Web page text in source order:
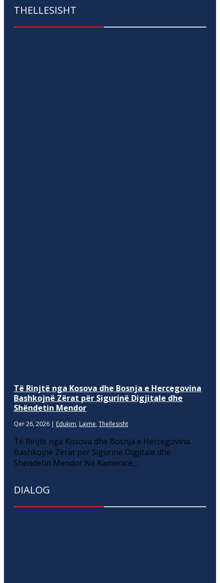
THELLESISHT
Të Rinjtë nga Kosova dhe Bosnja e Hercegovina
Bashkojnë Zërat për Sigurinë Digjitale dhe
Shëndetin Mendor
Qer 26, 2026 | Edukim, Lajme, Thellesisht
Të Rinjtë nga Kosova dhe Bosnja e Hercegovina
Bashkojnë Zërat për Sigurinë Digjitale dhe
Shëndetin Mendor Në Kamenicë,...
DIALOG